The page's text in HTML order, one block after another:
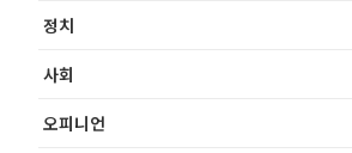
정치
사회
오피니언